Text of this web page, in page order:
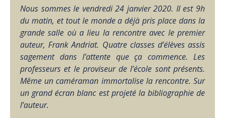
Nous sommes le vendredi 24 janvier 2020. Il est 9h
du matin, et tout le monde a déjà pris place dans la
grande salle où a lieu la rencontre avec le premier
auteur, Frank Andriat. Quatre classes d’élèves assis
sagement dans l’attente que ça commence. Les
professeurs et le proviseur de l’école sont présents.
Même un caméraman immortalise la rencontre. Sur
un grand écran blanc est projeté la bibliographie de
l’auteur.